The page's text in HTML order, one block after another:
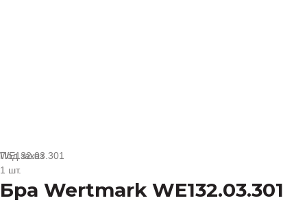
Под заказ
1 шт.
Бра Wertmark WE132.03.301
WE132.03.301